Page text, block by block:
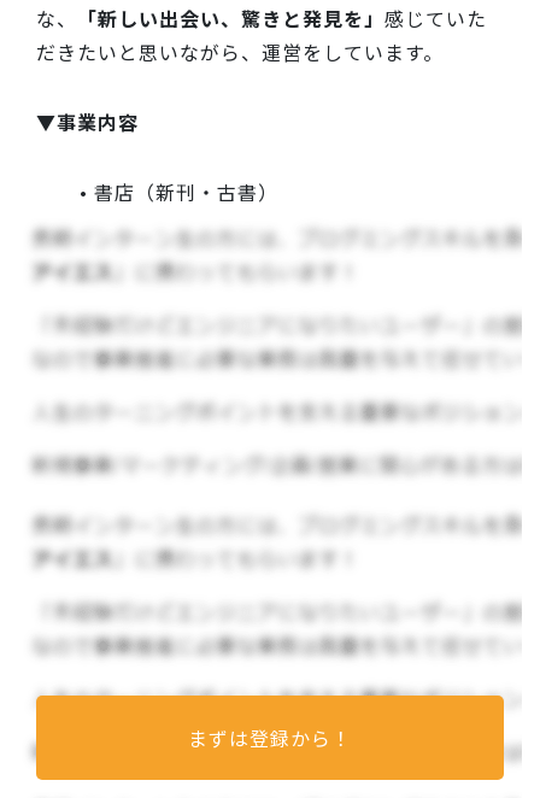
な、
「新しい出会い、驚きと発見を」 感じていた
だきたいと思いながら、運営をしています。
▼事業内容
書店（新刊・古書）
喫茶店
フリースペース
▼その他の情報
現在は店主1人でお店に立っていますが、週末に友
人に手伝ってもらうこともあります。
インターン生には、芸備書房のリソースを自由に
使っていろいろなイメージを実現していただきた
いと考えています。
まずは登録から！